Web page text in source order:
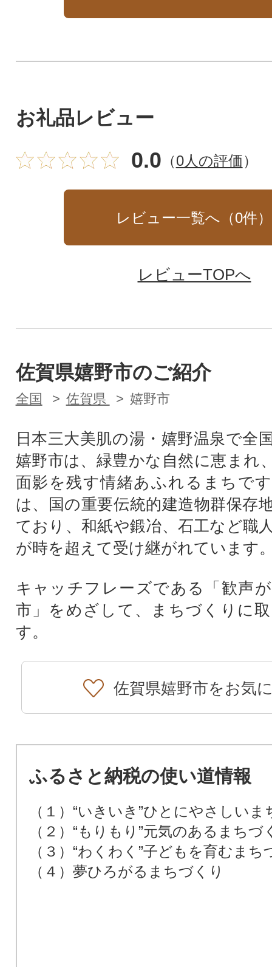
お礼品レビュー
0.0 （0人の評価）
レビュー一覧へ（0件）
レビューTOPへ
佐賀県嬉野市のご紹介
全国 佐賀県 嬉野市
日本三大美肌の湯・嬉野温泉で全
嬉野市は、緑豊かな自然に恵まれ
面影を残す情緒あふれるまちで
は、国の重要伝統的建造物群保存
ており、和紙や鍛冶、石工など職
が時を超えて受け継がれています
キャッチフレーズである「歓声
市」をめざして、まちづくりに
す。
佐賀県嬉野市をお気
ふるさと納税の使い道情報
（１）“いきいき”ひとにやさしいま
（２）“もりもり”元気のあるまちづ
（３）“わくわく”子どもを育むまち
（４）夢ひろがるまちづくり